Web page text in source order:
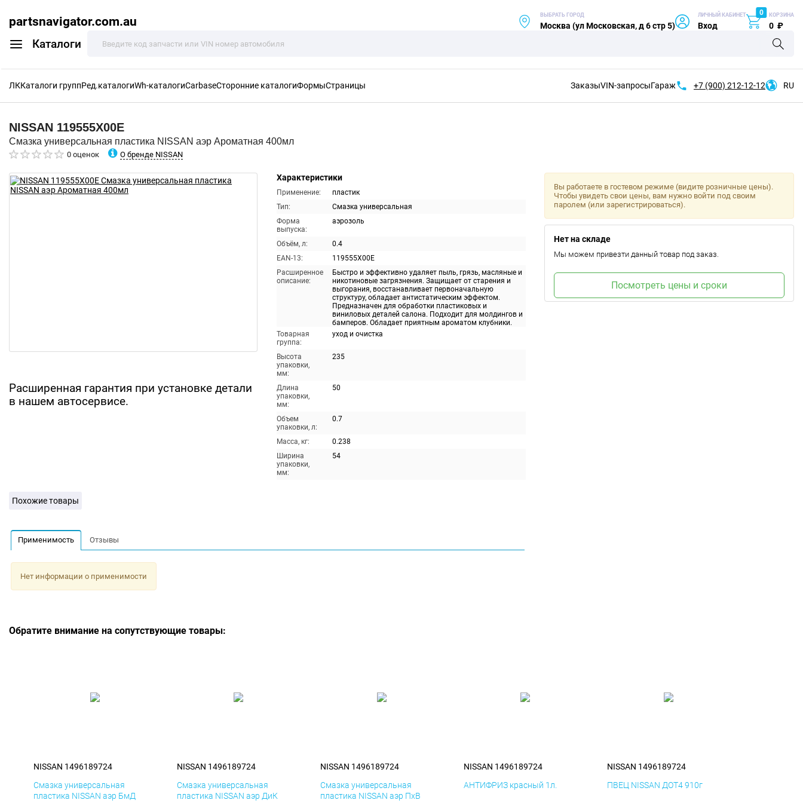
partsnavigator.com.au
Каталоги
ВЫБРАТЬ ГОРОД
Москва (ул Московская, д 6 стр 5)
ЛИЧНЫЙ КАБИНЕТ
Вход
0 КОРЗИНА
0 ₽
ЛККаталоги группРед.каталогиWh-каталогиCarbaseСторонние каталогиФормыСтраницы ЗаказыVIN-запросыГараж +7 (900) 212-12-12 RU
NISSAN 119555X00E
Смазка универсальная пластика NISSAN аэр Ароматная 400мл
0 оценок О бренде NISSAN
Расширенная гарантия при установке детали
в нашем автосервисе.
Характеристики
Применение:
пластик
Тип:
Смазка универсальная
Форма
выпуска:
аэрозоль
Объём, л:
0.4
EAN-13:
119555X00E
Расширенное
описание:
Быстро и эффективно удаляет пыль, грязь, масляные и
никотиновые загрязнения. Защищает от старения и
выгорания, восстанавливает первоначальную
структуру, обладает антистатическим эффектом.
Предназначен для обработки пластиковых и
виниловых деталей салона. Подходит для молдингов и
бамперов. Обладает приятным ароматом клубники.
Товарная
группа:
уход и очистка
Высота
упаковки,
мм:
235
Длина
упаковки,
мм:
50
Объем
упаковки, л:
0.7
Масса, кг:
0.238
Ширина
упаковки,
мм:
54
Вы работаете в гостевом режиме (видите розничные цены).
Чтобы увидеть свои цены, вам нужно войти под своим
паролем (или зарегистрироваться).
Нет на складе
Мы можем привезти данный товар под заказ.
Посмотреть цены и сроки
Похожие товары
Применимость Отзывы
Нет информации о применимости
Обратите внимание на сопутствующие товары:
NISSAN 1496189724
Смазка универсальная
пластика NISSAN аэр БмД
NISSAN 1496189724
Смазка универсальная
пластика NISSAN аэр ДиК
NISSAN 1496189724
Смазка универсальная
пластика NISSAN аэр ПхВ
NISSAN 1496189724
АНТИФРИЗ красный 1л.
NISSAN 1496189724
ПВЕЦ NISSAN ДОТ4 910г